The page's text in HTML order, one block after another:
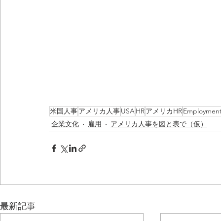
米国人事アメリカ人事USAHRアメリカHR
企業文化 雇用 アメリカ人事を図と表で（仮）
最新記事